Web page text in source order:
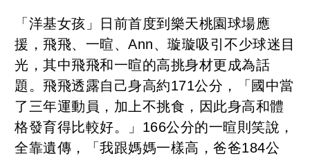
「洋基女孩」日前首度到樂天桃園球場應
援，飛飛、一暄、Ann、璇璇吸引不少球迷目
光，其中飛飛和一暄的高挑身材更成為話
題。飛飛透露自己身高約171公分，「國中當
了三年運動員，加上不挑食，因此身高和體
格發育得比較好。」166公分的一暄則笑說，
全靠遺傳，「我跟媽媽一樣高，爸爸184公